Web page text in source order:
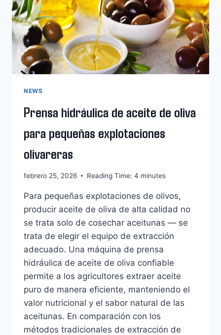
ACEITE
DE
CACAHUETE?
NEWS
Prensa hidráulica de aceite de oliva
para pequeñas explotaciones
olivareras
febrero 25, 2026 Reading Time: 4 minutes
Para pequeñas explotaciones de olivos,
producir aceite de oliva de alta calidad no
se trata solo de cosechar aceitunas — se
trata de elegir el equipo de extracción
adecuado. Una máquina de prensa
hidráulica de aceite de oliva confiable
permite a los agricultores extraer aceite
puro de manera eficiente, manteniendo el
valor nutricional y el sabor natural de las
aceitunas. En comparación con los
métodos tradicionales de extracción de